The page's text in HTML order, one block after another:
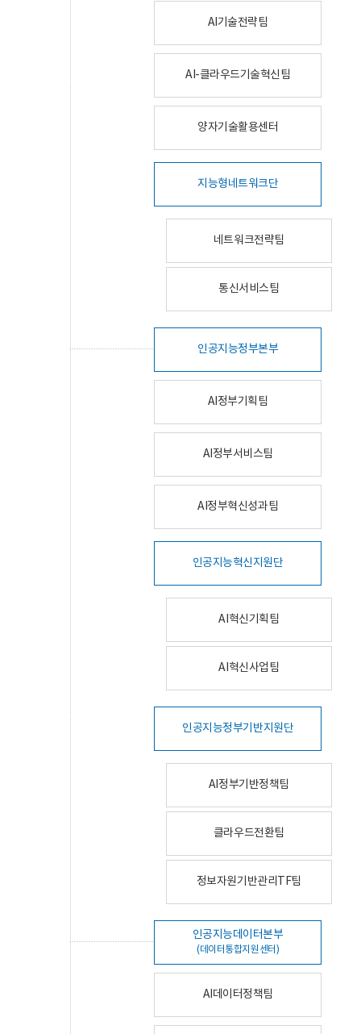
AI기술전략팀
AI-클라우드기술혁신팀
양자기술활용센터
지능형네트워크단
네트워크전략팀
통신서비스팀
인공지능정부본부
AI정부기획팀
AI정부서비스팀
AI정부혁신성과팀
인공지능혁신지원단
AI혁신기획팀
AI혁신사업팀
인공지능정부기반지원단
AI정부기반정책팀
클라우드전환팀
정보자원기반관리TF팀
인공지능데이터본부
(데이터통합지원센터)
AI데이터정책팀